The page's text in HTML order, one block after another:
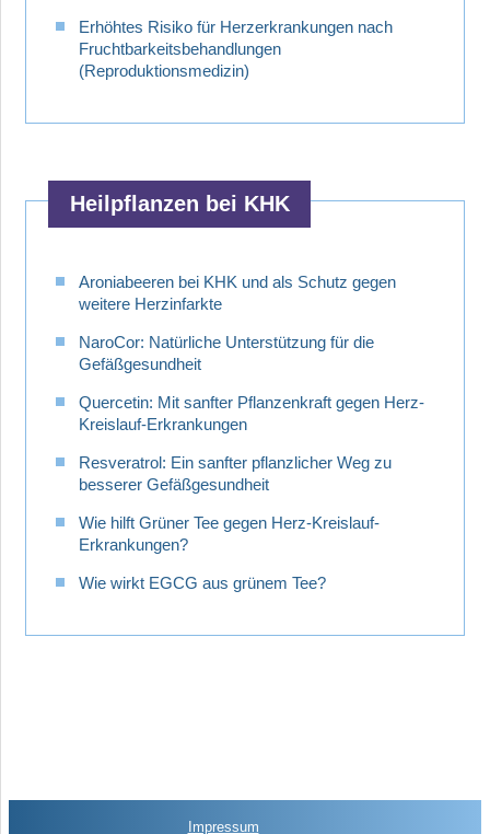
Erhöhtes Risiko für Herzerkrankungen nach
Fruchtbarkeitsbehandlungen
(Reproduktionsmedizin)
Heilpflanzen bei KHK
Aroniabeeren bei KHK und als Schutz gegen
weitere Herzinfarkte
NaroCor: Natürliche Unterstützung für die
Gefäßgesundheit
Quercetin: Mit sanfter Pflanzenkraft gegen Herz-
Kreislauf-Erkrankungen
Resveratrol: Ein sanfter pflanzlicher Weg zu
besserer Gefäßgesundheit
Wie hilft Grüner Tee gegen Herz-Kreislauf-
Erkrankungen?
Wie wirkt EGCG aus grünem Tee?
Impressum